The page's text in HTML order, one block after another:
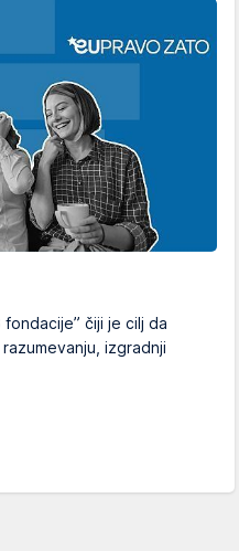
fondacije” čiji je cilj da
izgradnji